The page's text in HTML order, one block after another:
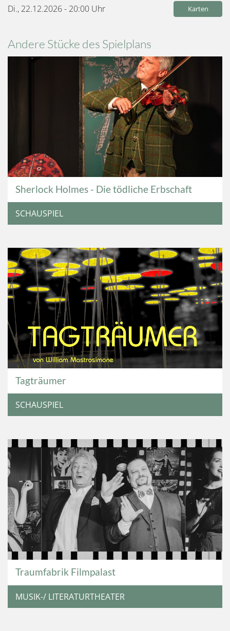
Di., 22.12.2026 - 20:00 Uhr Karten
Andere Stücke des Spielplans
Sherlock Holmes - Die tödliche Erbschaft
SCHAUSPIEL
Tagträumer
SCHAUSPIEL
Traumfabrik Filmpalast
MUSIK-/ LITERATURTHEATER